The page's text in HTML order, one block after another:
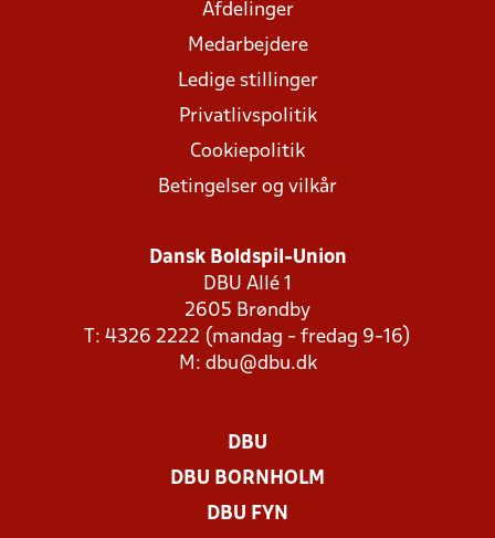
Afdelinger
Medarbejdere
Ledige stillinger
Privatlivspolitik
Cookiepolitik
Betingelser og vilkår
Dansk Boldspil-Union
DBU Allé 1
2605 Brøndby
T: 4326 2222 (mandag - fredag 9-16)
M: dbu@dbu.dk
DBU
DBU BORNHOLM
DBU FYN